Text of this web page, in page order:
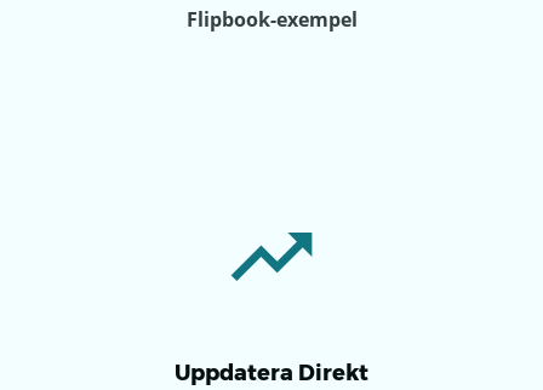
Flipbook-exempel
Uppdatera Direkt